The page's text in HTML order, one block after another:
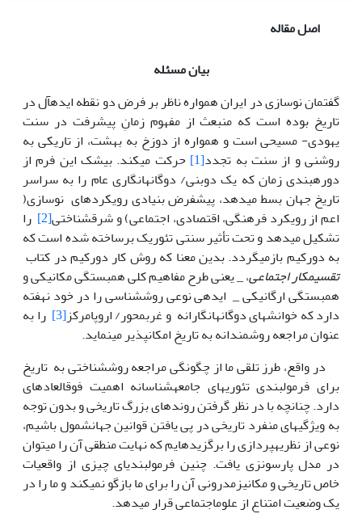
اصل مقاله
بیان مسئله
گفتمان نوسازی در ایران همواره ناظر بر فرض دو نقطه ایده­آل در
تاریخ بوده است که منبعث از مفهوم زمانِ پیشرفت در سنت
یهودی- مسیحی است و همواره از دوزخ به بهشت، از تاریکی به
روشنی و از سنت به تجدد[1]
حرکت می­کند. بی­شک این فرم از
دوره­بندی زمان که یک دوبنی/ دوگانه­انگاری عام را به سراسر
تاریخ جهان بسط می­دهد، پیش­فرض­ بنیادی رویکرد­های نوسازی(
اعم از رویکرد فرهنگی، اقتصادی، اجتماعی) و شرق­شناختی[2]
را
تشکیل می­دهد و تحت تأثیر سنتی تئوریک برساخته شده­ است که
به دورکیم باز­میگردد. بدین معنا که روش کار دورکیم در کتاب
تقسیم­کار اجتماعی، _ یعنی طرح مفاهیم کلی همبستگی مکانیکی و
همبستگی ارگانیکی _ ایده­ی نوعی روش­شناسی را در خود نهفته
دارد که خوانش­های دوگانه­انگارانه و غرب­محور/ اروپامرکز[3]
را به
عنوان مراجعه روش­مندانه به تاریخ امکان­پذیر می­نماید.
در واقع، طرز تلقی ما از چگونگی مراجعه روش­شناختی به تاریخ
برای فرمول­بندی تئوری­های جامعه­شناسانه اهمیت فوق­العاده­ای
دارد. چنانچه با در نظر گرفتن روند­های بزرگ تاریخی و بدون توجه
به ویژ­گی­های منفرد تاریخی در پی یافتن قوانین جهانشمول باشیم،
نوعی از نظریه­پردازی را برگزیده­ایم که نهایت منطقی آن را می­توان
در مدل پارسونزی یافت. چنین فرمول­بندی­ای چیزی از واقعیات
خاص تاریخی و مکانیزم­درونی آن را برای ما بازگو نمی­کند و ما را در
یک وضعیت امتناع از علوم­اجتماعی قرار می­دهد.